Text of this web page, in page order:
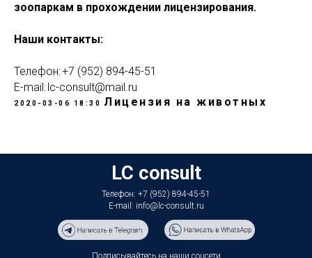
зоопаркам в прохождении лицензирования.
Наши контакты:
Телефон: +7 (952) 894-45-51
E-mail: lc-consult@mail.ru
2020-03-06 18:30 Лицензия на животных
Телефон: +7 (952) 894-45-51
Подписывайтесь на наши соцсети
LC consult
E-mail: info@lc-consult.ru